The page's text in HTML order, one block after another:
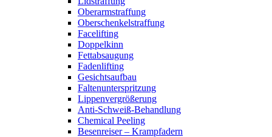
Oberarmstraffung
Oberschenkelstraffung
Facelifting
Doppelkinn
Fettabsaugung
Fadenlifting
Gesichtsaufbau
Faltenunterspritzung
Lippenvergrößerung
Anti-Schweiß-Behandlung
Chemical Peeling
Besenreiser – Krampfadern